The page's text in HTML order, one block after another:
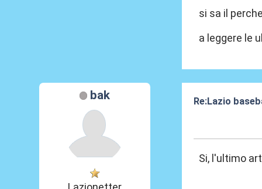
si sa il
a leggere le
bak
Re:Lazio
Si, l'ultimo